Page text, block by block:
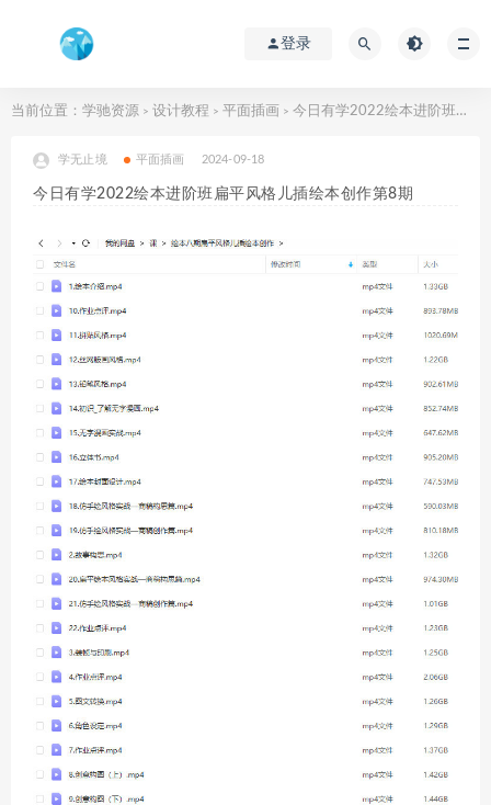
登录
当前位置： 学驰资源 > 设计教程 > 平面插画 > 今日有学2022绘本进阶班扁平风格儿插绘本创作第8期
学无止境 平面插画 2024-09-18
今日有学2022绘本进阶班扁平风格儿插绘本创作第8期